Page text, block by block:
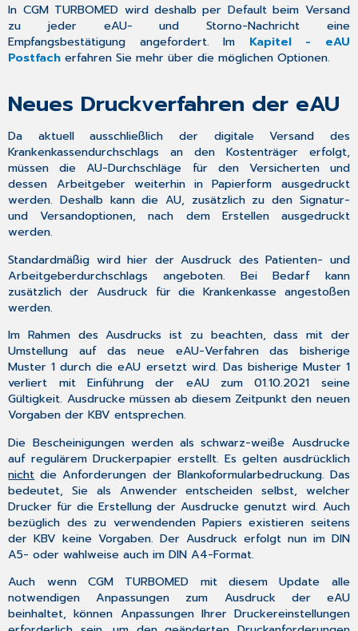
In CGM TURBOMED wird deshalb per Default beim Versand
zu jeder eAU- und Storno-Nachricht eine
Empfangsbestätigung angefordert. Im Kapitel - eAU
Postfach erfahren Sie mehr über die möglichen Optionen.
Neues Druckverfahren der eAU
Da aktuell ausschließlich der digitale Versand des
Krankenkassendurchschlags an den Kostenträger erfolgt,
müssen die AU-Durchschläge für den Versicherten und
dessen Arbeitgeber weiterhin in Papierform ausgedruckt
werden. Deshalb kann die AU, zusätzlich zu den Signatur-
und Versandoptionen, nach dem Erstellen ausgedruckt
werden.
Standardmäßig wird hier der Ausdruck des Patienten- und
Arbeitgeberdurchschlags angeboten. Bei Bedarf kann
zusätzlich der Ausdruck für die Krankenkasse angestoßen
werden.
Im Rahmen des Ausdrucks ist zu beachten, dass mit der
Umstellung auf das neue eAU-Verfahrendas bisherige
Muster 1 durch die eAU ersetzt wird. Das bisherige Muster 1
verliert mit Einführung der eAU zum 01.10.2021 seine
Gültigkeit. Ausdrucke müssen ab diesem Zeitpunkt den neuen
Vorgaben der KBV entsprechen.
Die Bescheinigungenwerdenals schwarz-weiße Ausdrucke
auf regulärem Druckerpapier erstellt. Es gelten ausdrücklich
nicht die Anforderungen der Blankoformularbedruckung. Das
bedeutet, Sie als Anwender entscheiden selbst, welcher
Drucker für die Erstellung der Ausdrucke genutzt wird. Auch
bezüglich des zu verwendenden Papiers existieren seitens
der KBV keine Vorgaben. Der Ausdruckerfolgt nun im DIN
A5- oder wahlweise auch imDIN A4-Format.
Auch wenn CGM TURBOMED mit diesem Update alle
notwendigen Anpassungen zum Ausdruck der eAU
beinhaltet, können Anpassungen Ihrer Druckereinstellungen